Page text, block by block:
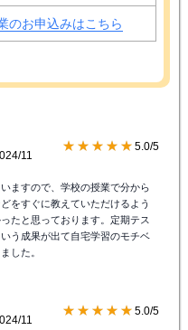
のお申込みはこちら
11
★★★★★ 5.0/5
ますので、学校の授業で分から
をすぐに教えていただけるよう
たと思っております。定期テス
う成果が出て自宅学習のモチベ
した。
11
★★★★★ 5.0/5